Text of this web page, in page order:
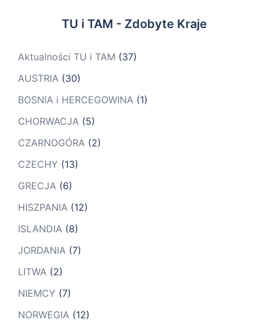
TU i TAM - Zdobyte Kraje
Aktualności TU i TAM (37)
AUSTRIA (30)
BOSNIA i HERCEGOWINA (1)
CHORWACJA (5)
CZARNOGÓRA (2)
CZECHY (13)
GRECJA (6)
HISZPANIA (12)
ISLANDIA (8)
JORDANIA (7)
LITWA (2)
NIEMCY (7)
NORWEGIA (12)